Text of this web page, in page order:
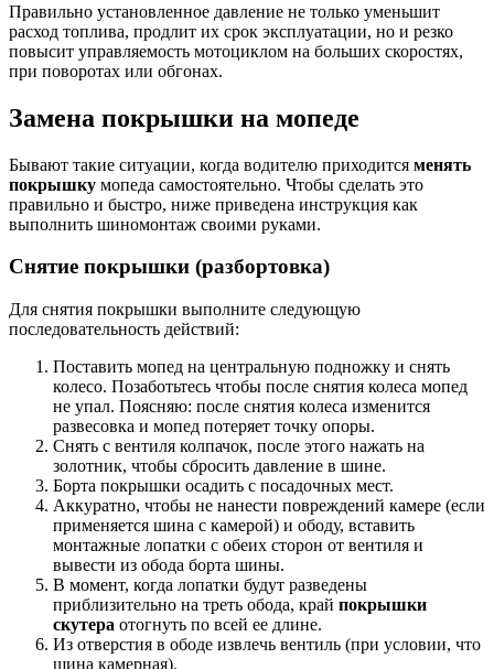
Правильно установленное давление не только уменьшит
расход топлива, продлит их срок эксплуатации, но и резко
повысит управляемость мотоциклом на больших скоростях,
при поворотах или обгонах.
Замена покрышки на мопеде
Бывают такие ситуации, когда водителю приходится менять
покрышку мопеда самостоятельно. Чтобы сделать это
правильно и быстро, ниже приведена инструкция как
выполнить шиномонтаж своими руками.
Снятие покрышки (разбортовка)
Для снятия покрышки выполните следующую
последовательность действий:
Поставить мопед на центральную подножку и снять
колесо. Позаботьтесь чтобы после снятия колеса мопед
не упал. Поясняю: после снятия колеса изменится
развесовка и мопед потеряет точку опоры.
Снять с вентиля колпачок, после этого нажать на
золотник, чтобы сбросить давление в шине.
Борта покрышки осадить с посадочных мест.
Аккуратно, чтобы не нанести повреждений камере (если
применяется шина с камерой) и ободу, вставить
монтажные лопатки с обеих сторон от вентиля и
вывести из обода борта шины.
В момент, когда лопатки будут разведены
приблизительно на треть обода, край покрышки
скутера отогнуть по всей ее длине.
Из отверстия в ободе извлечь вентиль (при условии, что
шина камерная).